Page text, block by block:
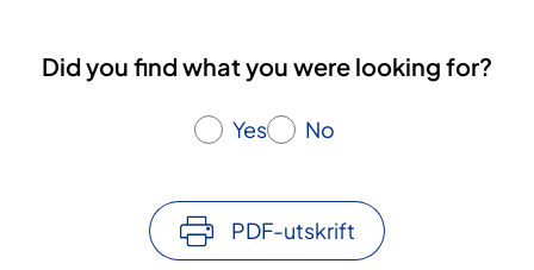
Did you find what you were looking for?
Yes No
PDF-utskrift